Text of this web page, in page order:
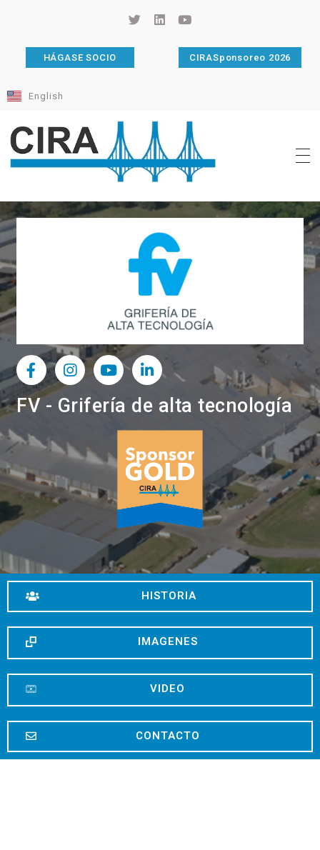
HÁGASE SOCIO CIRASponsoreo 2026
English
FV - Grifería de alta tecnología
HISTORIA
IMAGENES
VIDEO
CONTACTO